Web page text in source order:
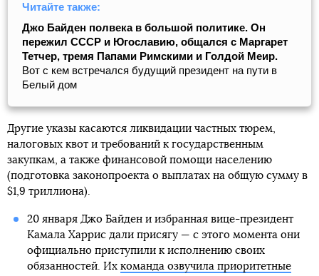
Читайте также:
Джо Байден полвека в большой политике. Он
пережил СССР и Югославию, общался с Маргарет
Тетчер, тремя Папами Римскими и Голдой Меир.
Вот с кем встречался будущий президент на пути в
Белый дом
Другие указы касаются ликвидации частных тюрем,
налоговых квот и требований к государственным
закупкам, а также финансовой помощи населению
(подготовка законопроекта о выплатах на общую сумму в
$1,9 триллиона).
20 января Джо Байден и избранная вице-президент
Камала Харрис дали присягу — с этого момента они
официально приступили к исполнению своих
обязанностей. Их команда озвучила приоритетные